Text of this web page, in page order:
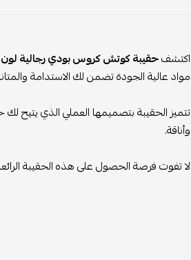
اكتشفحقيبة كوتش كروس بودي رجالية
مواد عالية الجودة تضمن لك الاستدامة
تتميز الحقيبة بتصميمها العملي الذي يتيح
وأناقة.
لا تفوت فرصة الحصول على هذه الحقيبة